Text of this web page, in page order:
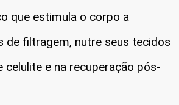
que estimula o corpo a
de filtragem, nutre seus tecidos
e na recuperação pós-